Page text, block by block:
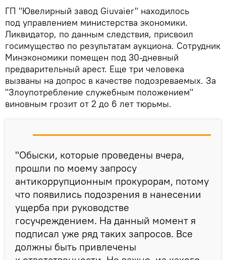
ГП "Ювелирный завод Giuvaier" находилось
под управлением министерства экономики.
Ликвидатор, по данным следствия, присвоил
госимущество по результатам аукциона. Сотрудник
Минэкономики помещен под 30-дневный
предварительный арест. Еще три человека
вызваны на допрос в качестве подозреваемых. За
"Злоупотребление служебным положением"
виновным грозит от 2 до 6 лет тюрьмы.
"Обыски, которые проведены вчера,
прошли по моему запросу
антикоррупционным прокурорам, потому
что появились подозрения в нанесении
ущерба при руководстве
госучреждением. На данный момент я
подписал уже ряд таких запросов. Все
должны быть привлечены